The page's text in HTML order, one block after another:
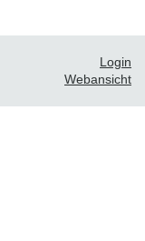
Login
Webansicht